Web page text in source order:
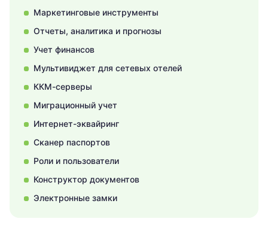
Отчеты, аналитика и прогнозы
Интернет-эквайринг
Учет финансов
Сканер паспортов
Мультивиджет для сетевых отелей
Роли и пользователи
ККМ-серверы
Конструктор документов
Маркетинговые инструменты
Миграционный учет
Электронные замки